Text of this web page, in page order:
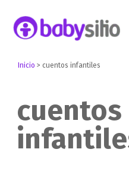
Inicio >cuentos infantiles
cuentos